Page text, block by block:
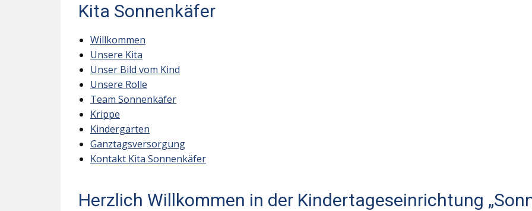
Kita Sonnenkäfer
Willkommen
Unsere Kita
Unser Bild vom Kind
Unsere Rolle
Team Sonnenkäfer
Krippe
Kindergarten
Ganztagsversorgung
Kontakt Kita Sonnenkäfer
Herzlich Willkommen in der Kindertageseinrichtung